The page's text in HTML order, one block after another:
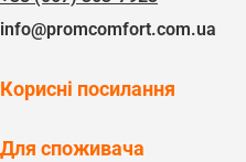
info@promcomfort.com.ua
Корисні посилання
Для споживача